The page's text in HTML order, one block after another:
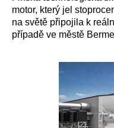
motor, který jel
na světě připojila k
případě ve městě